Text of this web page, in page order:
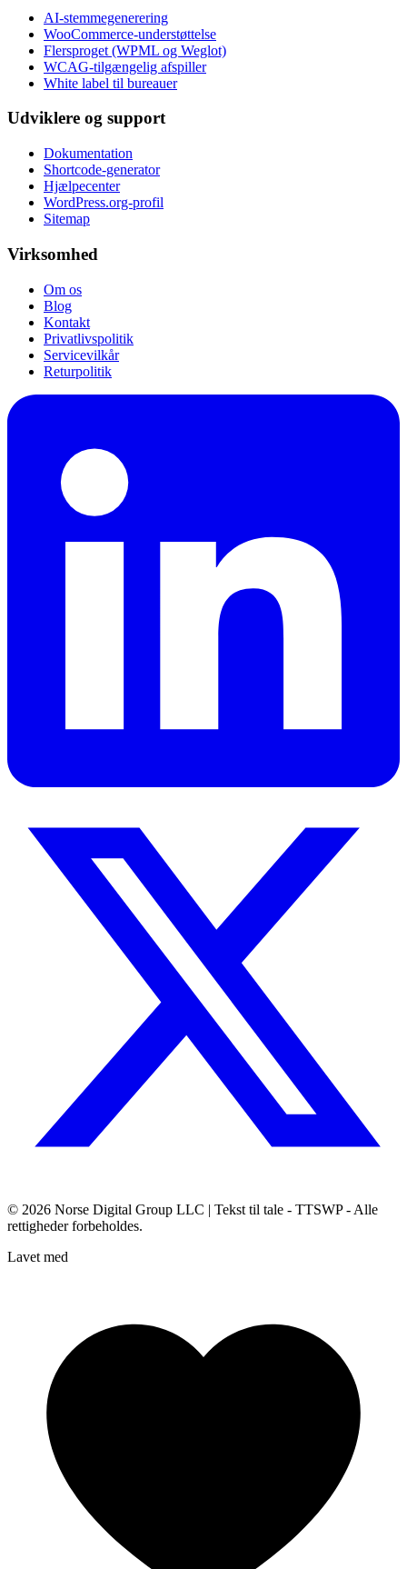
AI-stemmegenerering
WooCommerce-understøttelse
Flersproget (WPML og Weglot)
WCAG-tilgængelig afspiller
White label til bureauer
Udviklere og support
Dokumentation
Shortcode-generator
Hjælpecenter
WordPress.org-profil
Sitemap
Virksomhed
Om os
Blog
Kontakt
Privatlivspolitik
Servicevilkår
Returpolitik
© 2026 Norse Digital Group LLC | Tekst til tale - TTSWP - Alle
rettigheder forbeholdes.
Lavet med